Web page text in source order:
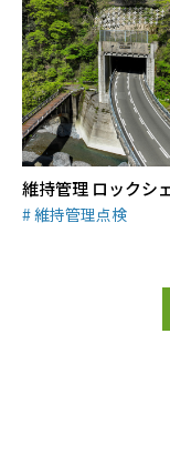
維持管理 ロックシ
維持管理点検